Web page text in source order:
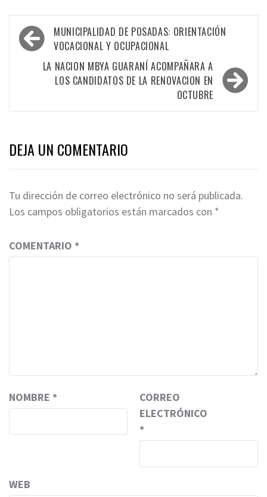
Navegación
de
entradas
MUNICIPALIDAD DE POSADAS: ORIENTACIÓN
VOCACIONAL Y OCUPACIONAL
LA NACION MBYA GUARANÍ ACOMPAÑARA A
LOS CANDIDATOS DE LA RENOVACION EN
OCTUBRE
DEJA UN COMENTARIO
Tu dirección de correo electrónico no será publicada.
Los campos obligatorios están marcados con *
COMENTARIO *
NOMBRE *
CORREO
ELECTRÓNICO
*
WEB